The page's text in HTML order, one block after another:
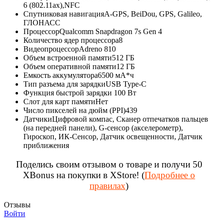
6 (802.11ax),NFC
Спутниковая навигацияA-GPS, BeiDou, GPS, Galileo,
ГЛОНАСС
ПроцессорQualcomm Snapdragon 7s Gen 4
Количество ядер процессора8
ВидеопроцессорAdreno 810
Объем встроенной памяти512 ГБ
Объем оперативной памяти12 ГБ
Емкость аккумулятора6500 мА*ч
Тип разъема для зарядкиUSB Type-C
Функция быстрой зарядки 100 Вт
Слот для карт памятиНет
Число пикселей на дюйм (PPI)439
ДатчикиЦифровой компас, Сканер отпечатков пальцев
(на передней панели), G-сенсор (акселерометр),
Гироскоп, ИК-Сенсор, Датчик освещенности, Датчик
приближения
Поделись своим отзывом о товаре и получи 50
XBonus на покупки в XStore! (Подробнее о
правилах)
Отзывы
Войти